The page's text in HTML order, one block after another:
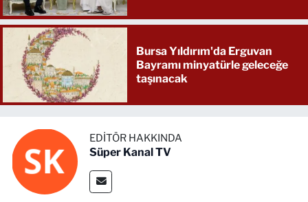
Bursa Yıldırım'da Erguvan
Bayramı minyatürle geleceğe
taşınacak
EDITÖR HAKKINDA
Süper Kanal TV